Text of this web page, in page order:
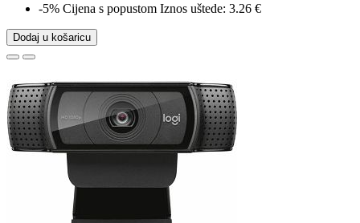
-5% Cijena s popustom Iznos uštede: 3.26 €
Dodaj u košaricu